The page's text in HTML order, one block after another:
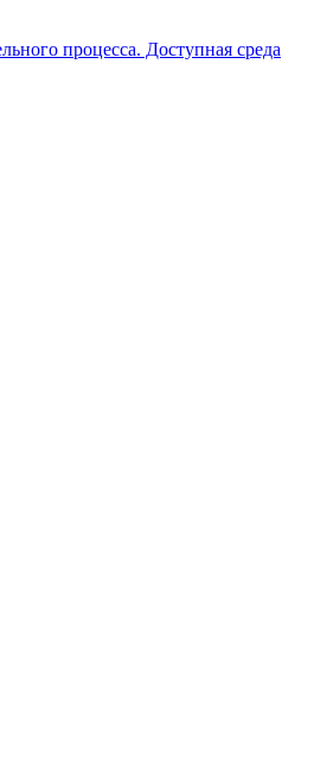
процесса. Доступная среда